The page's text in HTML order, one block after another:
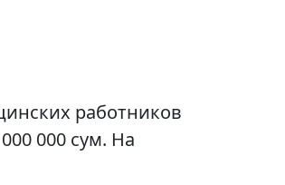
работников
000 сум. На